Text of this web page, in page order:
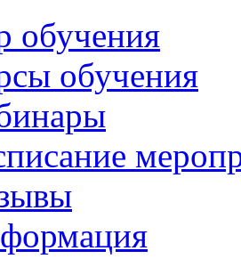
обучения
обучения